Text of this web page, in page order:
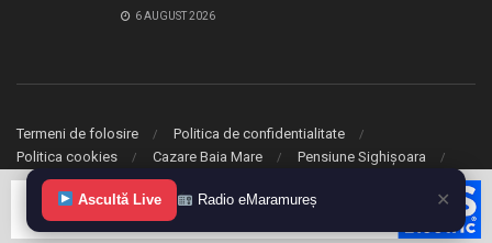
6 AUGUST 2026
Termeni de folosire
Politica de confidentialitate
Politica cookies
Cazare Baia Mare Pensiune Sighișoara
© 2020 eMaramures. Toate drepturile rezervate.
Ascultă Live Radio eMaramureș ✕